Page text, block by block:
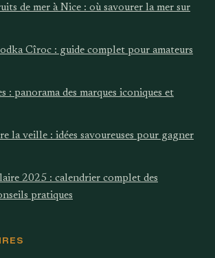
de mer à Nice : où savourer la mer sur
Cîroc : guide complet pour amateurs
: panorama des marques iconiques et
la veille : idées savoureuses pour gagner
2025 : calendrier complet des
pratiques